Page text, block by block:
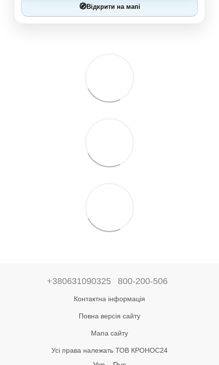
🧭Відкрити на мапі
+380631090325 800-200-506
Контактна інформація
Повна версія сайту
Мапа сайту
Усі права належать ТОВ КРОНОС24